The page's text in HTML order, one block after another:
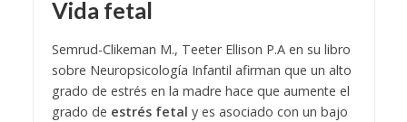
Vida fetal
Semrud-Clikeman M., Teeter Ellison P.A en su libro
sobre Neuropsicología Infantil afirman que un alto
grado de estrés en la madre hace que aumente el
grado de estrés fetal y es asociado con un bajo